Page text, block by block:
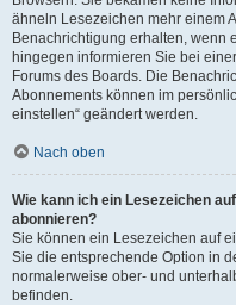
ähneln Lesezeichen mehr einem
Benachrichtigung erhalten, wenn
hingegen informieren Sie bei
Forums des Boards. Die
Abonnements können im
einstellen“ geändert werden.
Nach oben
Wie kann ich ein Lesezeichen
abonnieren?
Sie können ein Lesezeichen auf
Sie die entsprechende Option in
normalerweise ober- und
befinden.